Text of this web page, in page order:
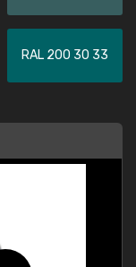
RAL 200 30 33